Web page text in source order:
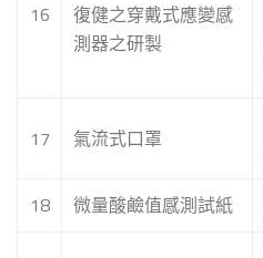
16
復健之穿戴式應變感
測器之研製
17 氣流式口罩
18
微量酸鹼值感測試紙